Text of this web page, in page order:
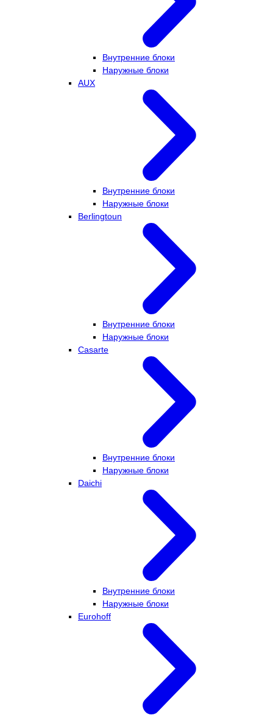
Внутренние блоки
Наружные блоки
AUX
Внутренние блоки
Наружные блоки
Berlingtoun
Внутренние блоки
Наружные блоки
Casarte
Внутренние блоки
Наружные блоки
Daichi
Внутренние блоки
Наружные блоки
Eurohoff